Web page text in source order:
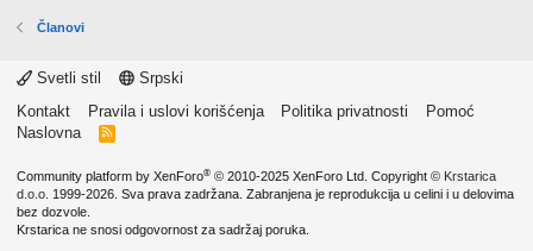
Članovi
Svetli stil
Srpski
Kontakt
Pravila i uslovi korišćenja Politika privatnosti
Pomoć
Naslovna
R
Community platform by XenForo® © 2010-2025 XenForo Ltd. Copyright © Krstarica
d.o.o. 1999-2026. Sva prava zadržana. Zabranjena je reprodukcija u celini i u delovima
bez dozvole.
Krstarica ne snosi odgovornost za sadržaj poruka.